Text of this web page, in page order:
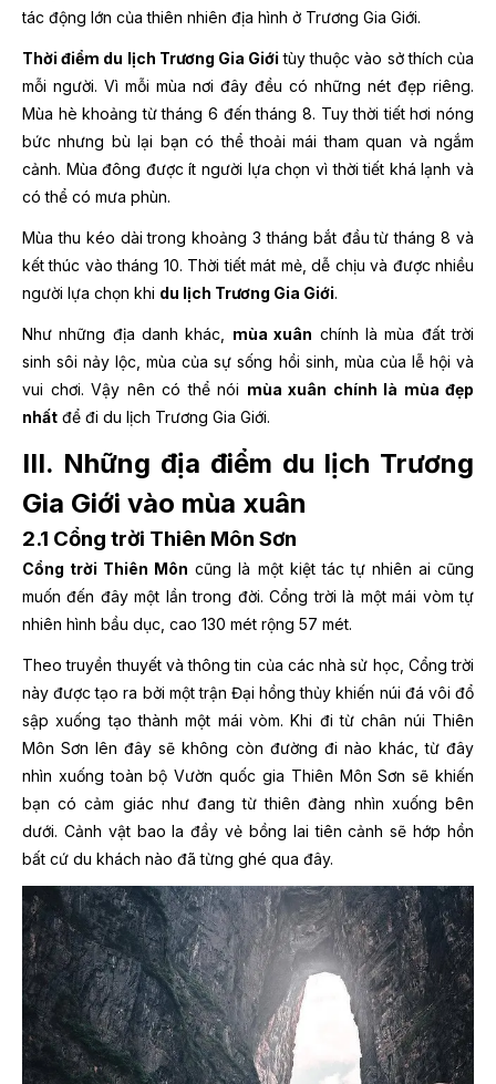
tác động lớn của thiên nhiên địa hình ở Trương Gia Giới.
Thời điểm du lịch Trương Gia Giới tùy thuộc vào sở thích của
mỗi người. Vì mỗi mùa nơi đây đều có những nét đẹp riêng.
Mùa hè khoảng từ tháng 6 đến tháng 8. Tuy thời tiết hơi nóng
bức nhưng bù lại bạn có thể thoải mái tham quan và ngắm
cảnh. Mùa đông được ít người lựa chọn vì thời tiết khá lạnh và
có thể có mưa phùn.
Mùa thu kéo dài trong khoảng 3 tháng bắt đầu từ tháng 8 và
kết thúc vào tháng 10. Thời tiết mát mẻ, dễ chịu và được nhiều
người lựa chọn khi du lịch Trương Gia Giới.
Như những địa danh khác, mùa xuân chính là mùa đất trời
sinh sôi nảy lộc, mùa của sự sống hồi sinh, mùa của lễ hội và
vui chơi. Vậy nên có thể nói mùa xuân chính là mùa đẹp
nhất để đi du lịch Trương Gia Giới.
III. Những địa điểm du lịch Trương
Gia Giới vào mùa xuân
2.1 Cổng trời Thiên Môn Sơn
Cổng trời Thiên Môn cũng là một kiệt tác tự nhiên ai cũng
muốn đến đây một lần trong đời. Cổng trời là một mái vòm tự
nhiên hình bầu dục, cao 130 mét rộng 57 mét.
Theo truyền thuyết và thông tin của các nhà sử học, Cổng trời
này được tạo ra bởi một trận Đại hồng thủy khiến núi đá vôi đổ
sập xuống tạo thành một mái vòm. Khi đi từ chân núi Thiên
Môn Sơn lên đây sẽ không còn đường đi nào khác, từ đây
nhìn xuống toàn bộ Vườn quốc gia Thiên Môn Sơn sẽ khiến
bạn có cảm giác như đang từ thiên đàng nhìn xuống bên
dưới. Cảnh vật bao la đầy vẻ bồng lai tiên cảnh sẽ hớp hồn
bất cứ du khách nào đã từng ghé qua đây.